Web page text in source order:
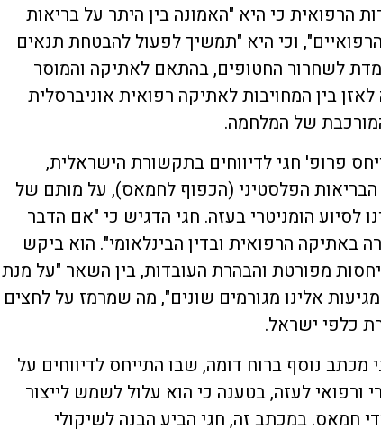
הרפואית כי היא "האמונה בין היתר על בריאות
וכי היא "תמשיך לפעול להבטחת תנאים
לשחרור החטופים, בהתאם לאתיקה והמוסר
בין המחויבות לאתיקה רפואית אוניברסלית
של המלחמה.
פרופ' חגי לדיווחים בתקשורת הישראלית,
הפלסטיני (הכפוף לחמאס), על מותם של
לסיוע הומניטרי בעזה. חגי הדגיש כי "אם הדבר
באתיקה הרפואית ובדין הבינלאומי". הוא ביקש
מפורטת והבהרת העובדות, בין השאר "על מנת
אלינו מגורמים שונים", מה שמרמז על לחצים
כלפי ישראל.
מכתב נוסף ברוח דומה, שבו התייחס לדיווחים על
ורפואי לעזה, בטענה כי הוא עלול לשמש לייצור
חמאס. במכתב זה, חגי הביע הבנה לשיקולי